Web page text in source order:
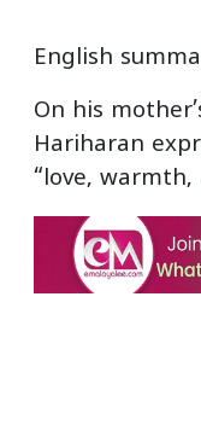
English
On his
Hariharan
“love, warmth,